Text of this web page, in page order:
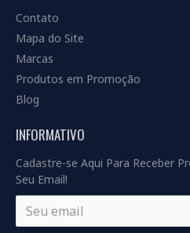
Contato
Mapa do Site
Marcas
Produtos em Promoção
Blog
INFORMATIVO
Cadastre-se Aqui Para Receber
Seu Email!